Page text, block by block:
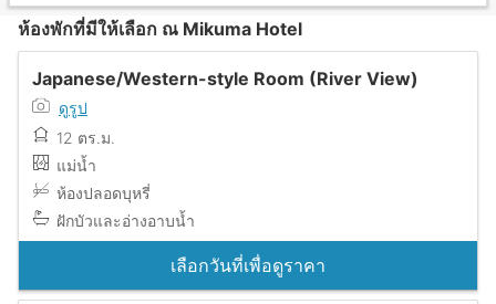
ห้องพักที่มีให้เลือก ณ Mikuma Hotel
Japanese/Western-style Room (River View)
ดูรูป
12 ตร.ม.
แม่น้ำ
ห้องปลอดบุหรี่
ฝักบัวและอ่างอาบน้ำ
เลือกวันที่เพื่อดูราคา